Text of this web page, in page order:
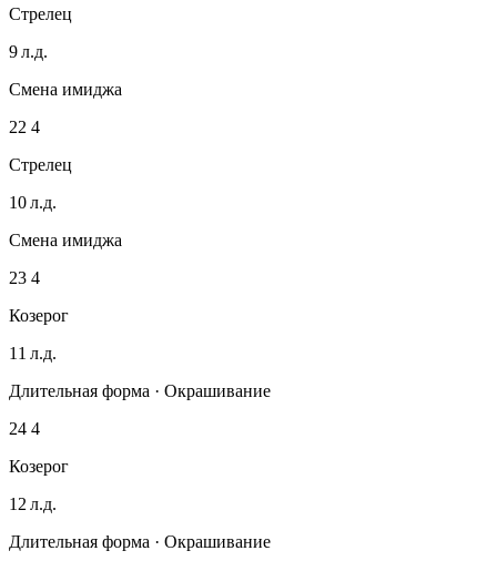
Стрелец
9 л.д.
Смена имиджа
22 4
Стрелец
10 л.д.
Смена имиджа
23 4
Козерог
11 л.д.
Длительная форма · Окрашивание
24 4
Козерог
12 л.д.
Длительная форма · Окрашивание